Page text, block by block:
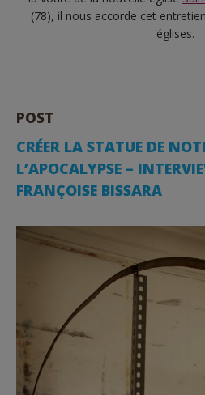
(78), il nous accorde cet
églises.
POST
CRÉER LA STATUE DE
L’APOCALYPSE –
FRANÇOISE BISSARA